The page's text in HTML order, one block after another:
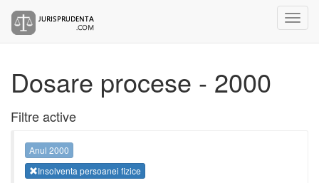
Dosare procese - 2000
Filtre active
Anul 2000
Insolventa persoanei fizice